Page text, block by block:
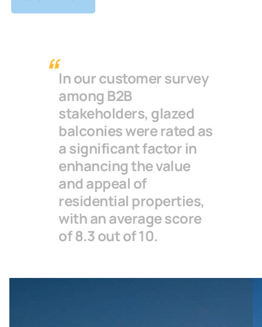
In our customer survey
among B2B
stakeholders, glazed
balconies were rated as
a significant factor in
enhancing the value
and appeal of
residential properties,
with an average score
of 8.3 out of 10.